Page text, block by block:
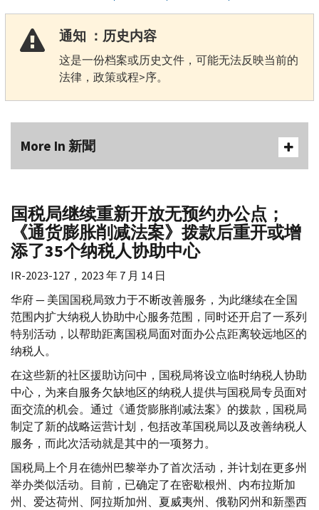
通知 ：历史内容
这是一份档案或历史文件，可能无法反映当前的
法律，政策或程>序。
More In 新聞
国税局继续重新开放无预约办公点；
《通货膨胀削减法案》拨款后重开或增
添了35个纳税人协助中心
IR-2023-127，2023 年 7 月 14 日
华府 — 美国国税局致力于不断改善服务，为此继续在全国
范围内扩大纳税人协助中心服务范围，同时还开启了一系列
特别活动，以帮助距离国税局面对面办公点距离较远地区的
纳税人。
在这些新的社区援助访问中，国税局将设立临时纳税人协助
中心，为来自服务欠缺地区的纳税人提供与国税局专员面对
面交流的机会。通过《通货膨胀削减法案》的拨款，国税局
制定了新的战略运营计划，包括改革国税局以及改善纳税人
服务，而此次活动就是其中的一项努力。
国税局上个月在德州巴黎举办了首次活动，并计划在更多州
举办类似活动。目前，已确定了在密歇根州、内布拉斯加
州、爱达荷州、阿拉斯加州、夏威夷州、俄勒冈州和新墨西